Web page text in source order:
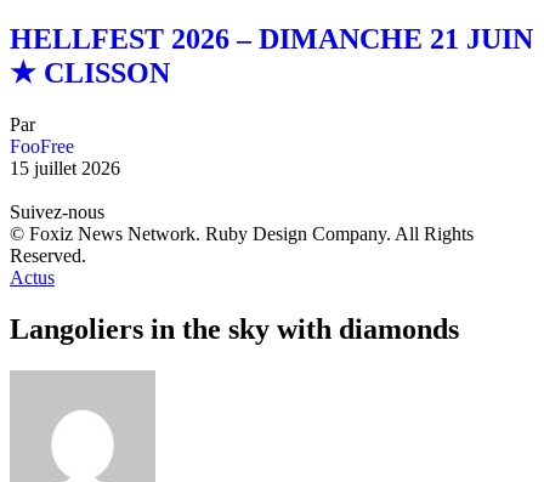
HELLFEST 2026 – DIMANCHE 21 JUIN
★ CLISSON
Par
FooFree
15 juillet 2026
Suivez-nous
© Foxiz News Network. Ruby Design Company. All Rights
Reserved.
Actus
Langoliers in the sky with diamonds